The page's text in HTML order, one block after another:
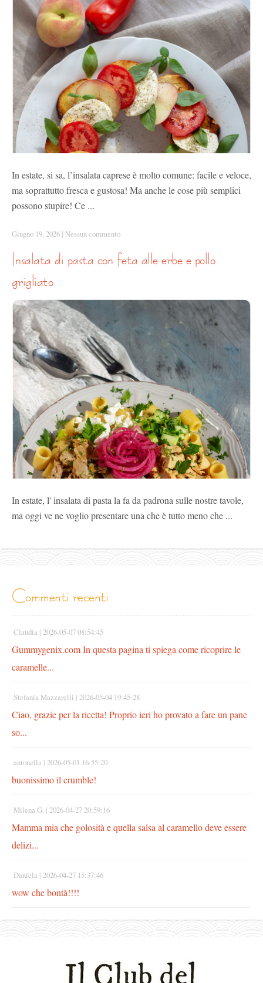
In estate, si sa, l’insalata caprese è molto comune: facile e veloce,
ma soprattutto fresca e gustosa! Ma anche le cose più semplici
possono stupire! Ce ...
Giugno 19, 2026 | Nessun commento
insalata di pasta con feta alle erbe e pollo
grigliato
In estate, l' insalata di pasta la fa da padrona sulle nostre tavole,
ma oggi ve ne voglio presentare una che è tutto meno che ...
commenti recenti
Claudia | 2026-05-07 08:54:45
Gummygenix.com In questa pagina ti spiega come ricoprire le
caramelle...
Stefania Mazzarelli | 2026-05-04 19:45:28
Ciao, grazie per la ricetta! Proprio ieri ho provato a fare un pane
so...
antonella | 2026-05-01 16:55:20
buonissimo il crumble!
Milena G. | 2026-04-27 20:59:16
Mamma mia che golosità e quella salsa al caramello deve essere
delizi...
Daniela | 2026-04-27 15:37:46
wow che bontà!!!!